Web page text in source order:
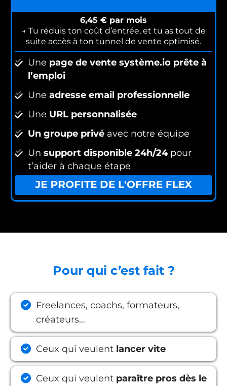
6,45 € par mois
→ Tu réduis ton coût d’entrée, et tu as tout de
suite accès à ton tunnel de vente optimisé.
Une page de vente système.io prête à
l’emploi
Une adresse email professionnelle
Une URL personnalisée
Un groupe privé avec notre équipe
Un support disponible 24h/24pour
t’aider à chaque étape
JE PROFITE DE L'OFFRE FLEX
Pour qui c’est fait ?
Freelances, coachs, formateurs,
créateurs…
Ceux qui veulent lancer vite
Ceux qui veulent paraître pros dès le